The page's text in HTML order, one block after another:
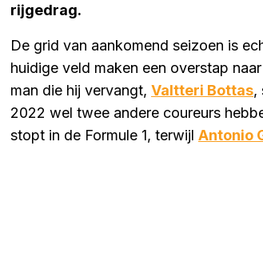
rijgedrag.
De grid van aankomend seizoen is
huidige veld maken een overstap
man die hij vervangt, Valtteri Bottas,
2022 wel twee andere coureurs
stopt in de Formule 1, terwijl Antonio